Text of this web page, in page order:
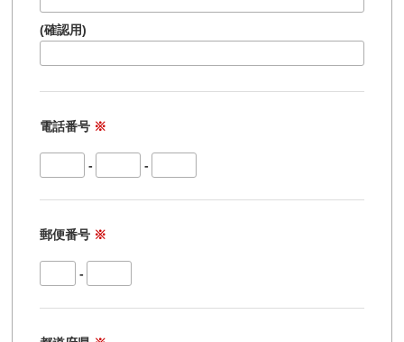
(確認用)
電話番号 ※
- -
郵便番号 ※
-